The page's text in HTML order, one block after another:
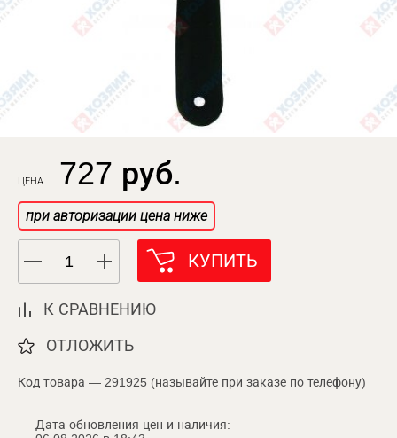
ЦЕНА 727 руб.
при авторизации цена ниже
КУПИТЬ
К СРАВНЕНИЮ
ОТЛОЖИТЬ
Код товара — 291925 (называйте при заказе по телефону)
Дата обновления цен и наличия: